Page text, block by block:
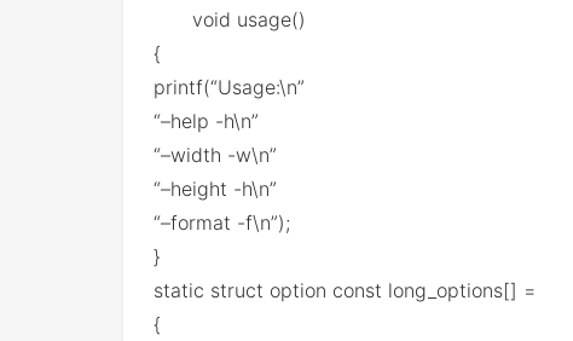
void usage()
{
printf(“Usage:\n”
“–help -h\n”
“–width -w\n”
“–height -h\n”
“–format -f\n”);
}
static struct option const long_options[] =
{